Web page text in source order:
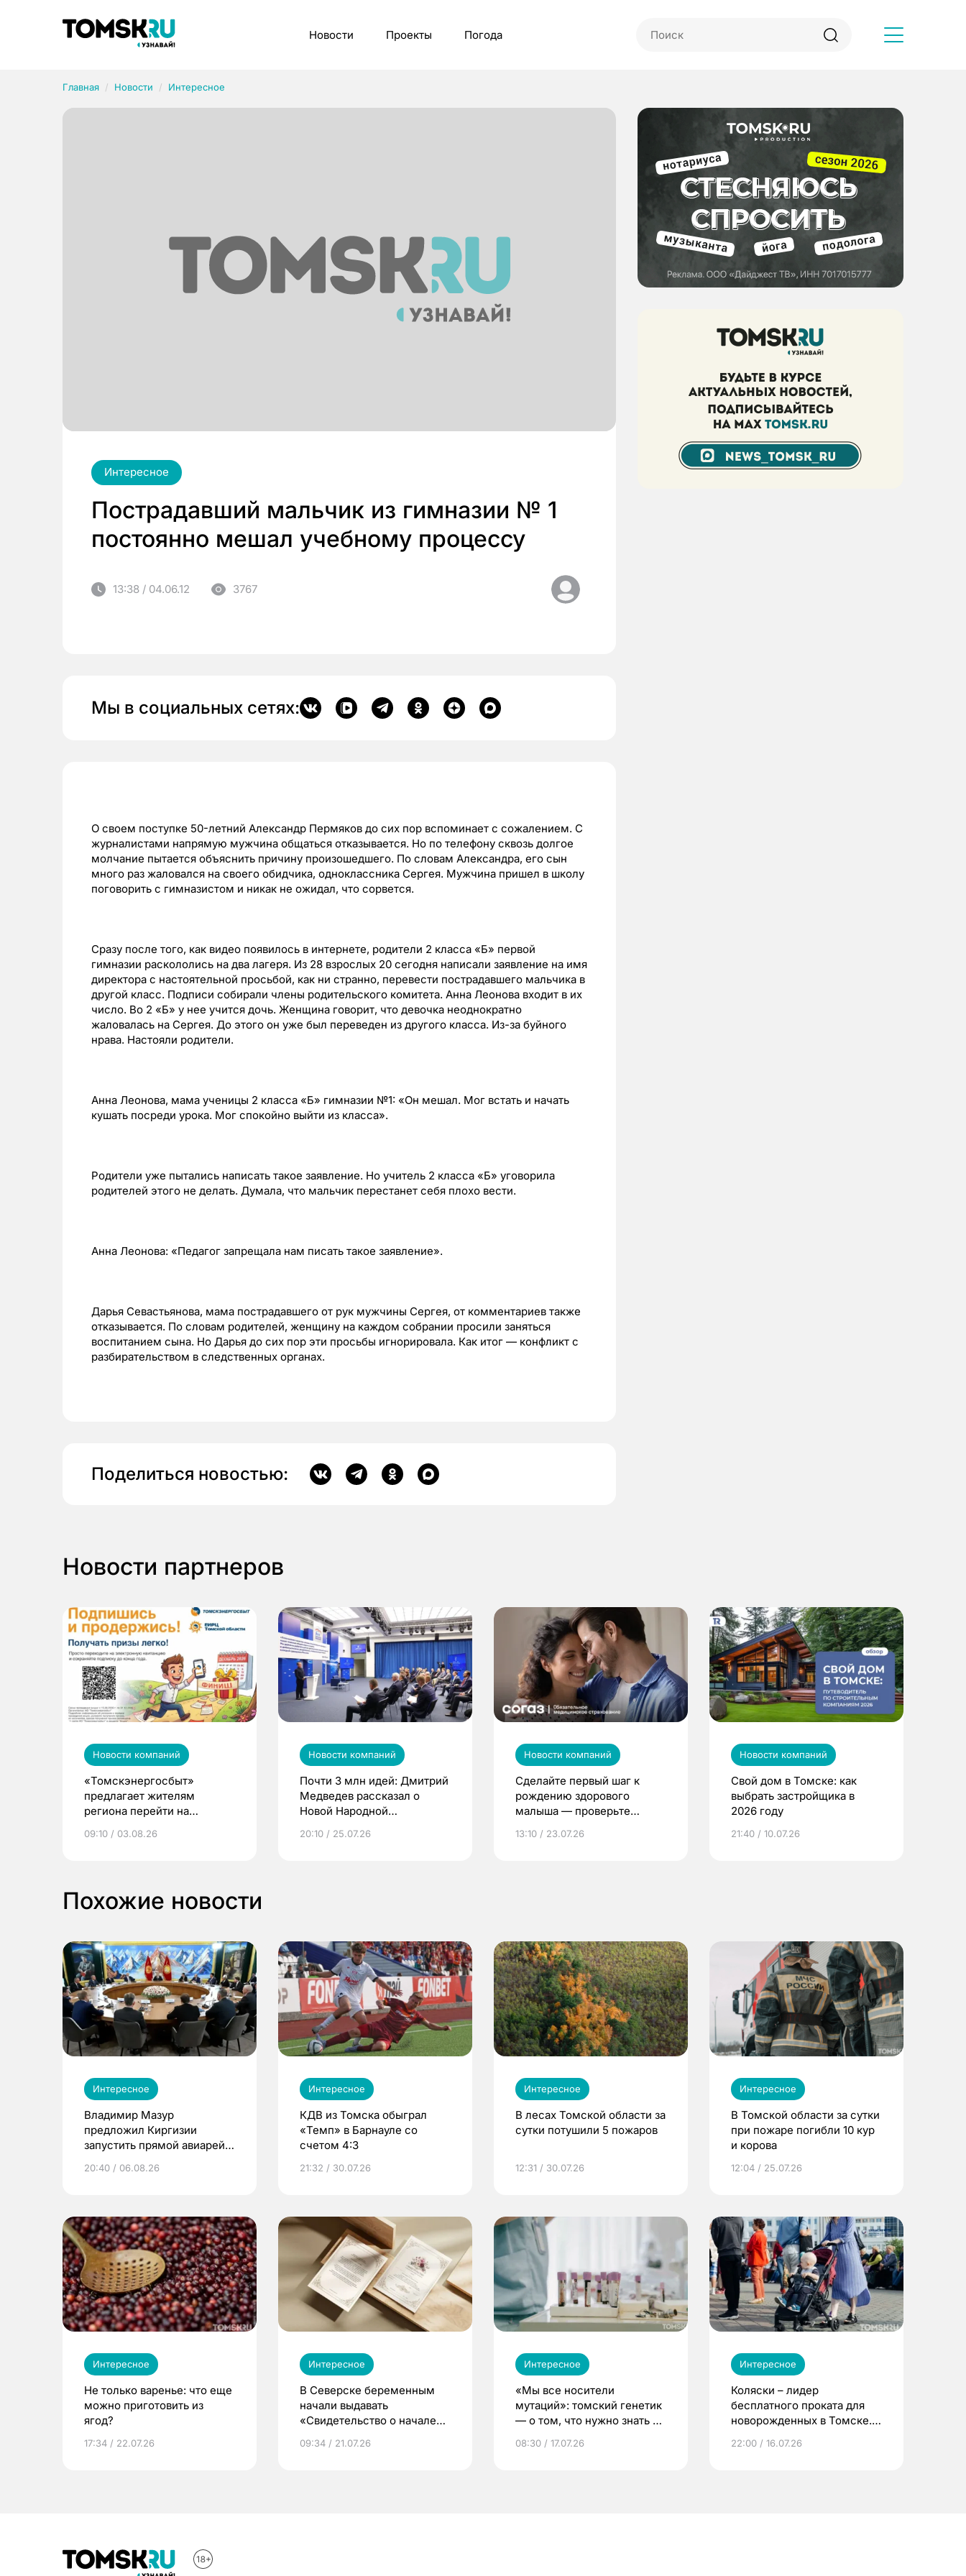
Новости Проекты Погода
Главная Новости Интересное
Интересное
Пострадавший мальчик из гимназии № 1
постоянно мешал учебному процессу
13:38 / 04.06.12 3767
Мы в социальных сетях:
О своем поступке 50-летний Александр Пермяков до сих пор вспоминает с сожалением. С
журналистами напрямую мужчина общаться отказывается. Но по телефону сквозь долгое
молчание пытается объяснить причину произошедшего. По словам Александра, его сын
много раз жаловался на своего обидчика, одноклассника Сергея. Мужчина пришел в школу
поговорить с гимназистом и никак не ожидал, что сорвется.
Сразу после того, как видео появилось в интернете, родители 2 класса «Б» первой
гимназии раскололись на два лагеря. Из 28 взрослых 20 сегодня написали заявление на имя
директора с настоятельной просьбой, как ни странно, перевести пострадавшего мальчика в
другой класс. Подписи собирали члены родительского комитета. Анна Леонова входит в их
число. Во 2 «Б» у нее учится дочь. Женщина говорит, что девочка неоднократно
жаловалась на Сергея. До этого он уже был переведен из другого класса. Из-за буйного
нрава. Настояли родители.
Анна Леонова, мама ученицы 2 класса «Б» гимназии №1: «Он мешал. Мог встать и начать
кушать посреди урока. Мог спокойно выйти из класса».
Родители уже пытались написать такое заявление. Но учитель 2 класса «Б» уговорила
родителей этого не делать. Думала, что мальчик перестанет себя плохо вести.
Анна Леонова: «Педагог запрещала нам писать такое заявление».
Дарья Севастьянова, мама пострадавшего от рук мужчины Сергея, от комментариев также
отказывается. По словам родителей, женщину на каждом собрании просили заняться
воспитанием сына. Но Дарья до сих пор эти просьбы игнорировала. Как итог — конфликт с
разбирательством в следственных органах.
Поделиться новостью:
Новости партнеров
Новости компаний
«Томскэнергосбыт»
предлагает жителям
региона перейти на
выиграть призы
09:10 / 03.08.26
Новости компаний
Почти 3 млн идей: Дмитрий
Медведев рассказал о
Новой Народной
20:10 / 25.07.26
Новости компаний
Сделайте первый шаг к
рождению здорового
малыша — проверьте
по ОМС!
13:10 / 23.07.26
Новости компаний
Свой дом в Томске: как
выбрать застройщика в
2026 году
21:40 / 10.07.26
Похожие новости
Интересное
Владимир Мазур
предложил Киргизии
запустить прямой авиарейс
20:40 / 06.08.26
Интересное
КДВ из Томска обыграл
«Темп» в Барнауле со
счетом 4:3
21:32 / 30.07.26
Интересное
В лесах Томской области за
сутки потушили 5 пожаров
12:31 / 30.07.26
Интересное
В Томской области за сутки
при пожаре погибли 10 кур
и корова
12:04 / 25.07.26
Интересное
Не только варенье: что еще
можно приготовить из
ягод?
17:34 / 22.07.26
Интересное
В Северске беременным
начали выдавать
«Свидетельство о начале
09:34 / 21.07.26
Интересное
«Мы все носители
мутаций»: томский генетик
— о том, что нужно знать до
08:30 / 17.07.26
Интересное
Коляски – лидер
бесплатного проката для
новорожденных в Томске.
22:00 / 16.07.26
Рубрики